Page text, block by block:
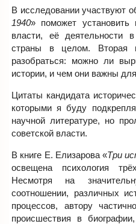
В исследовании участвуют
1940» поможет установить
власти, её деятельности
страны в целом. Вторая
разобраться: можно ли
истории, и чем они важны
Цитаты кандидата
которыми я буду
научной литературе, но
советской власти.
В книге Е. Елизарова «Три
освещена психология
Несмотря на
соотношении, различных
процессов, автору
происшествия в